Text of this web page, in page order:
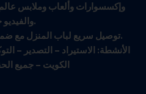
وإكسسوارات وألعاب وملابس عالم
والفيديو جيمز.
توصيل سريع لباب المنزل مع ضمان الجودة والخدمة المتميزة.
الأنشطة: الاستيراد – التصدير –
الكويت – جميع